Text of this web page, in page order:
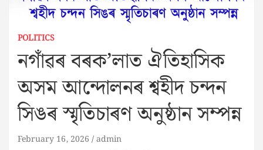
POLITICS
নগাঁৱৰ বৰক’লাত ঐতিহাসিক
অসম আন্দোলনৰ শ্বহীদ চন্দন
সিঙৰ স্মৃতিচাৰণ অনুষ্ঠান সম্পন্ন
February 16, 2026 admin